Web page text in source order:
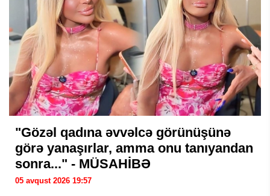
"Gözəl qadına əvvəlcə görünüşünə
görə yanaşırlar, amma onu tanıyandan
sonra..." - MÜSAHİBƏ
05 avqust 2026 19:57